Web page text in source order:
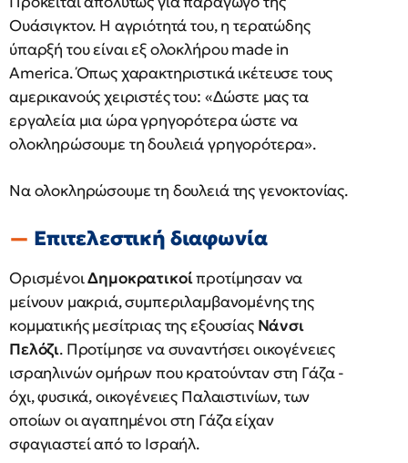
Ουάσιγκτον. Η αγριότητά του, η τερατώδης
ύπαρξή του είναι εξ ολοκλήρου made in
America. Όπως χαρακτηριστικά ικέτευσε τους
αμερικανούς χειριστές του: «Δώστε μας τα
εργαλεία μια ώρα γρηγορότερα ώστε να
ολοκληρώσουμε τη δουλειά γρηγορότερα».
Να ολοκληρώσουμε τη δουλειά της γενοκτονίας.
Επιτελεστική διαφωνία
ΟρισμένοιΔημοκρατικοίπροτίμησαν να
μείνουν μακριά, συμπεριλαμβανομένης της
κομματικής μεσίτριας της εξουσίαςΝάνσι
Πελόζι. Προτίμησε να συναντήσει οικογένειες
ισραηλινών ομήρων που κρατούνταν στη Γάζα -
όχι, φυσικά, οικογένειες Παλαιστινίων, των
οποίων οι αγαπημένοι στη Γάζα είχαν
σφαγιαστεί από το Ισραήλ.